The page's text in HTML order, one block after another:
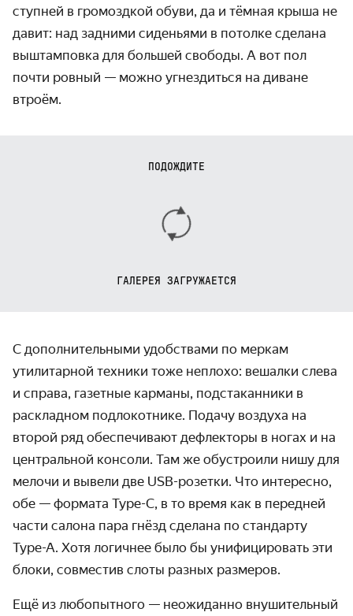
ступней в громоздкой обуви, да и тёмная крыша не
давит: над задними сиденьями в потолке сделана
выштамповка для большей свободы. А вот пол
почти ровный — можно угнездиться на диване
втроём.
ПОДОЖДИТЕ
ГАЛЕРЕЯ ЗАГРУЖАЕТСЯ
С дополнительными удобствами по меркам
утилитарной техники тоже неплохо: вешалки слева
и справа, газетные карманы, подстаканники в
раскладном подлокотнике. Подачу воздуха на
второй ряд обеспечивают дефлекторы в ногах и на
центральной консоли. Там же обустроили нишу для
мелочи и вывели две USB-розетки. Что интересно,
обе — формата Type-C, в то время как в передней
части салона пара гнёзд сделана по стандарту
Type-A. Хотя логичнее было бы унифицировать эти
блоки, совместив слоты разных размеров.
Ещё из любопытного — неожиданно внушительный